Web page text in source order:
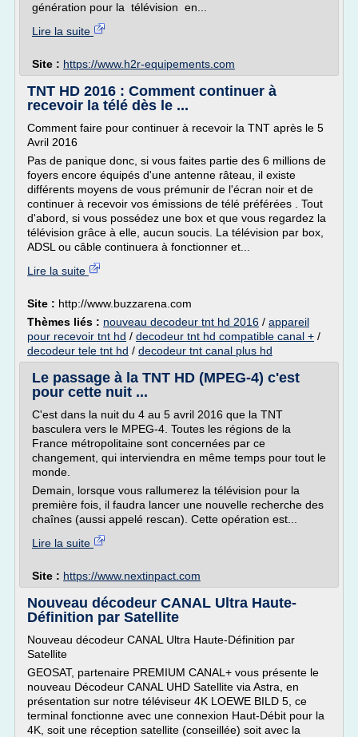
génération pour la télévision en...
Lire la suite
Site : https://www.h2r-equipements.com
TNT HD 2016 : Comment continuer à
recevoir la télé dès le ...
Comment faire pour continuer à recevoir la TNT après le 5
Avril 2016
Pas de panique donc, si vous faites partie des 6 millions de
foyers encore équipés d'une antenne râteau, il existe
différents moyens de vous prémunir de l'écran noir et de
continuer à recevoir vos émissions de télé préférées . Tout
d'abord, si vous possédez une box et que vous regardez la
télévision grâce à elle, aucun soucis. La télévision par box,
ADSL ou câble continuera à fonctionner et...
Lire la suite
Site : http://www.buzzarena.com
Thèmes liés : nouveau decodeur tnt hd 2016 / appareil
pour recevoir tnt hd / decodeur tnt hd compatible canal + /
decodeur tele tnt hd / decodeur tnt canal plus hd
Le passage à la TNT HD (MPEG-4) c'est
pour cette nuit ...
C'est dans la nuit du 4 au 5 avril 2016 que la TNT
basculera vers le MPEG-4. Toutes les régions de la
France métropolitaine sont concernées par ce
changement, qui interviendra en même temps pour tout le
monde.
Demain, lorsque vous rallumerez la télévision pour la
première fois, il faudra lancer une nouvelle recherche des
chaînes (aussi appelé rescan). Cette opération est...
Lire la suite
Site : https://www.nextinpact.com
Nouveau décodeur CANAL Ultra Haute-
Définition par Satellite
Nouveau décodeur CANAL Ultra Haute-Définition par
Satellite
GEOSAT, partenaire PREMIUM CANAL+ vous présente le
nouveau Décodeur CANAL UHD Satellite via Astra, en
présentation sur notre téléviseur 4K LOEWE BILD 5, ce
terminal fonctionne avec une connexion Haut-Débit pour la
4K, soit une réception satellite (conseillée) soit avec la